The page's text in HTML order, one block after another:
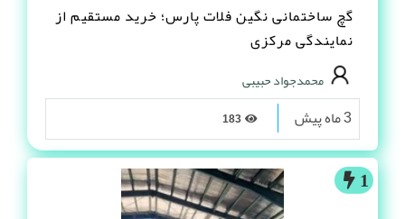
گچ ساختمانی نگین فلات پارس؛ خرید مستقیم از
نمایندگی مرکزی
محمدجواد حبیبی
3 ماه پیش
1